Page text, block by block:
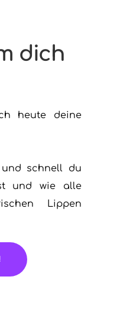
dich
heute deine
schnell du
und wie alle
Lippen